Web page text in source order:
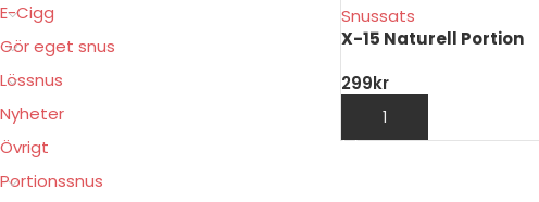
E-Cigg
Gör eget snus
Lössnus
Nyheter
Övrigt
Portionssnus
X-15 Naturell Portion
299kr
LÄGG TILL I VARUKORG